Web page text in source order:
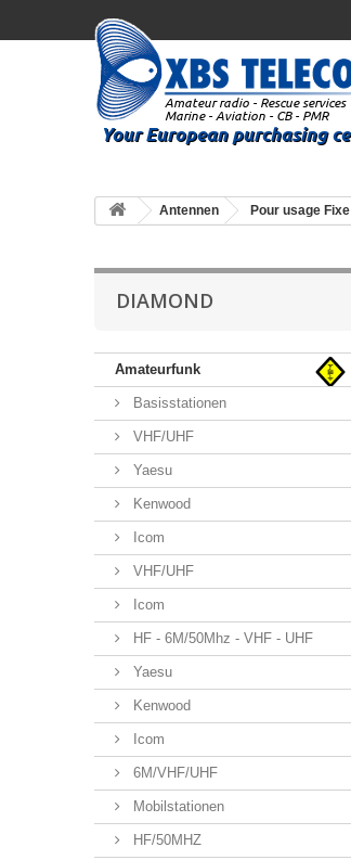
Antennen Pour usage Fixe
DIAMOND
Amateurfunk
Basisstationen
VHF/UHF
Yaesu
Kenwood
Icom
VHF/UHF
Icom
HF - 6M/50Mhz - VHF - UHF
Yaesu
Kenwood
Icom
6M/VHF/UHF
Mobilstationen
HF/50MHZ